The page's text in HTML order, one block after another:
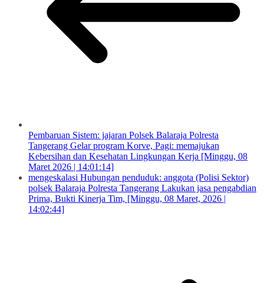
Pembaruan Sistem: jajaran Polsek Balaraja Polresta
Tangerang Gelar program Korve, Pagi: memajukan
Kebersihan dan Kesehatan Lingkungan Kerja [Minggu, 08
Maret 2026 | 14:01:14]
mengeskalasi Hubungan penduduk: anggota (Polisi Sektor)
polsek Balaraja Polresta Tangerang Lakukan jasa pengabdian
Prima, Bukti Kinerja Tim, [Minggu, 08 Maret, 2026 |
14:02:44]